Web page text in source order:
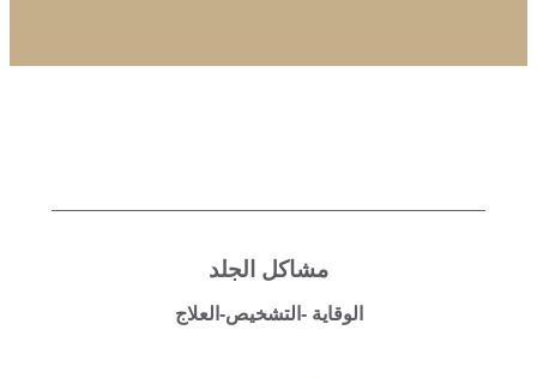
مشاكل الجلد
الوقاية -التشخيص-العلاج